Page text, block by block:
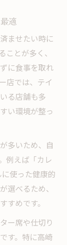
適
ませたい時に
とが多く、
に食事を取れ
店では、テイ
る店舗も多
い環境が整っ
多いため、自
例えば「カレ
使った健康的
選べるため、
すめです。
ー席や仕切り
す。特に高崎